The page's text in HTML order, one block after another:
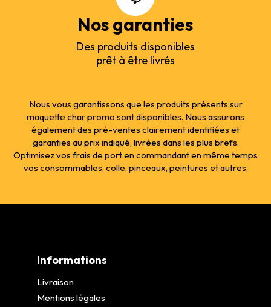
Nos garanties
Des produits disponibles
prêt à être livrés
Nous vous garantissons que les produits présents sur
maquette char promo sont disponibles. Nous assurons
également des pré-ventes clairement identifiées et
garanties au prix indiqué, livrées dans les plus brefs.
Optimisez vos frais de port en commandant en même temps
vos consommables, colle, pinceaux, peintures et autres.
Informations
Livraison
Mentions légales